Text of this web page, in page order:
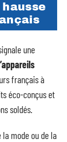
une
français à
éco-conçus et
soldés.
mode ou de la